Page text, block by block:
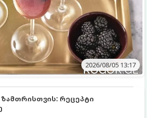
2026/08/05 13:17
რეცეპტი